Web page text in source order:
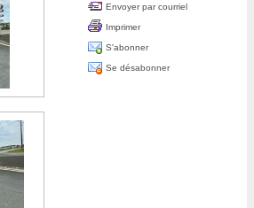
Envoyer par courriel
Imprimer
S'abonner
Se désabonner